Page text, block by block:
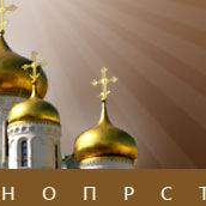
Н О П Р С